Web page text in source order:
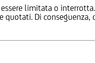
limitata o
Di conseguenza,